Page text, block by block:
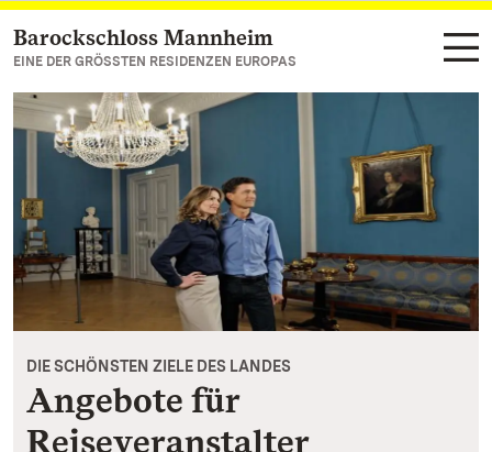
Zum Hauptinhalt springen
Barockschloss Mannheim
EINE DER GRÖSSTEN RESIDENZEN EUROPAS
DIE SCHÖNSTEN ZIELE DES LANDES
Angebote für
Reiseveranstalter